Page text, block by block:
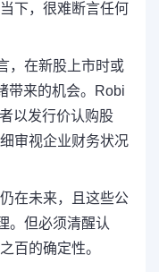
下，很难断言任何
，在新股上市时或
带来的机会。Robi
以发行价认购股
审视企业财务状况
在未来，且这些公
。但必须清醒认
百的确定性。